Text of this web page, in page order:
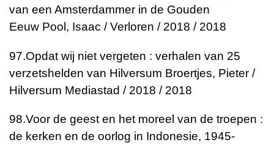
van een Amsterdammer in de Gouden
Eeuw Pool, Isaac / Verloren / 2018 / 2018
97.Opdat wij niet vergeten : verhalen van 25
verzetshelden van Hilversum Broertjes, Pieter /
Hilversum Mediastad / 2018 / 2018
98.Voor de geest en het moreel van de troepen :
de kerken en de oorlog in Indonesie, 1945-